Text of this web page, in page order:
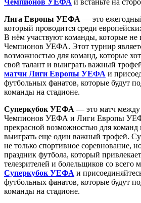
Лига Европы УЕФА — это
который проводится среди
В нём участвуют команды, которые
Чемпионов УЕФА. Этот турнир
возможностью для команд, которые
свой талант и выиграть важный
матчи Лиги Европы УЕФА и
футбольных фанатов, которые будут
команды на стадионе.
Суперкубок УЕФА — это матч между
Чемпионов УЕФА и Лиги Европы
прекрасной возможностью для команд
выиграть еще один важный трофей.
не только спортивное соревнование,
праздник футбола, который
телезрителей и болельщиков со всего
Суперкубок УЕФА и
футбольных фанатов, которые будут
команды на стадионе.